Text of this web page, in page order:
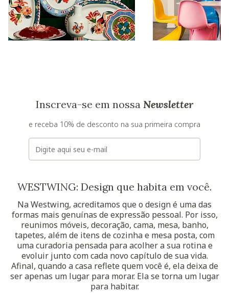
Inscreva-se em nossa Newsletter
e receba 10% de desconto na sua primeira compra
E-mail
WESTWING: Design que habita em você.
Na Westwing, acreditamos que o design é uma das
formas mais genuínas de expressão pessoal. Por isso,
reunimos móveis, decoração, cama, mesa, banho,
tapetes, além de itens de cozinha e mesa posta, com
uma curadoria pensada para acolher a sua rotina e
evoluir junto com cada novo capítulo de sua vida.
Afinal, quando a casa reflete quem você é, ela deixa de
ser apenas um lugar para morar. Ela se torna um lugar
para habitar.